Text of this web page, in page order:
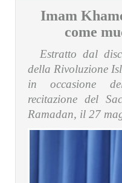
Imam
come
Estratto dal
della Rivoluzione
in occasione
recitazione del
Ramadan, il 27